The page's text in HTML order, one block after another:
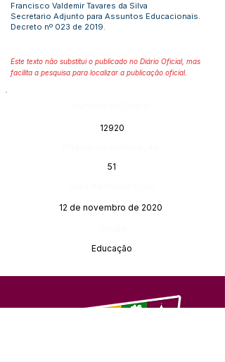
Francisco Valdemir Tavares da Silva
Secretario Adjunto para Assuntos Educacionais.
Decreto nº 023 de 2019.
Este texto não substitui o publicado no Diário Oficial, mas
facilita a pesquisa para localizar a publicação oficial.
12920
51
12 de novembro de 2020
Educação